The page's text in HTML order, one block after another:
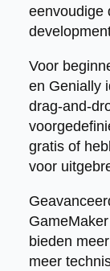
eenvoudige
Voor
en Genially
drag-and-
gratis of
voor
bieden
meer